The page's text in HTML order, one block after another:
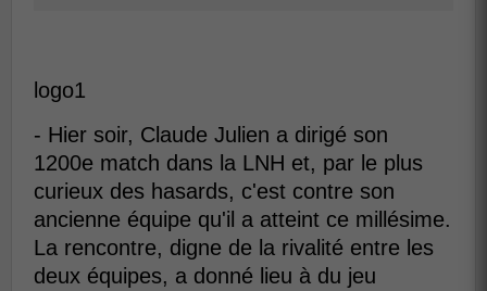
logo1
- Hier soir, Claude Julien a dirigé son
1200e match dans la LNH et, par le plus
curieux des hasards, c'est contre son
ancienne équipe qu'il a atteint ce millésime.
La rencontre, digne de la rivalité entre les
deux équipes, a donné lieu à du jeu